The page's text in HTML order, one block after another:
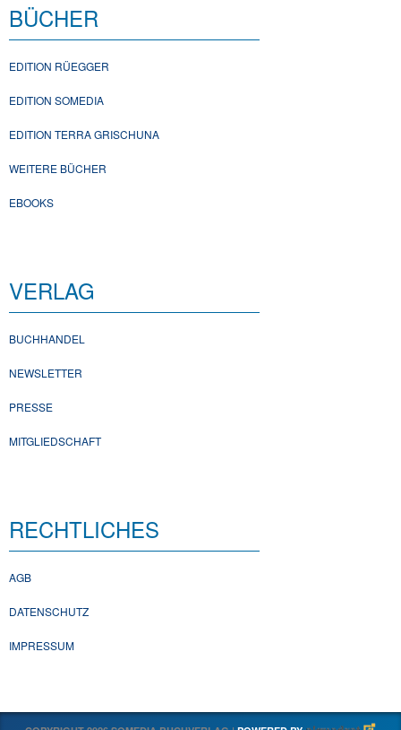
BÜCHER
EDITION RÜEGGER
EDITION SOMEDIA
EDITION TERRA GRISCHUNA
WEITERE BÜCHER
EBOOKS
VERLAG
BUCHHANDEL
NEWSLETTER
PRESSE
MITGLIEDSCHAFT
RECHTLICHES
AGB
DATENSCHUTZ
IMPRESSUM